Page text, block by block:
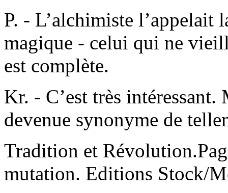
P. - L’alchimiste l’appelait
magique - celui qui ne
est complète.
Kr. - C’est très
devenue synonyme de
Tradition et
mutation. Editions Stock/